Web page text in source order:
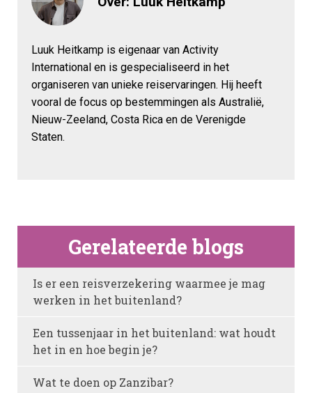
Luuk Heitkamp is eigenaar van Activity
International en is gespecialiseerd in het
organiseren van unieke reiservaringen. Hij heeft
vooral de focus op bestemmingen als Australië,
Nieuw-Zeeland, Costa Rica en de Verenigde
Staten.
Gerelateerde blogs
Is er een reisverzekering waarmee je mag
werken in het buitenland?
Een tussenjaar in het buitenland: wat houdt
het in en hoe begin je?
Wat te doen op Zanzibar?